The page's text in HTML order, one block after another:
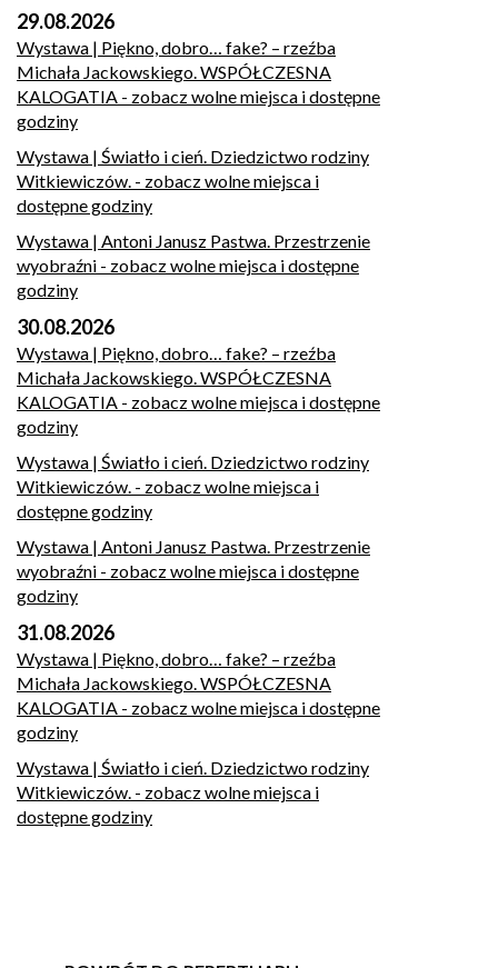
29.08.2026
Wystawa | Piękno, dobro… fake? – rzeźba
Michała Jackowskiego. WSPÓŁCZESNA
KALOGATIA - zobacz wolne miejsca i dostępne
godziny
Wystawa | Światło i cień. Dziedzictwo rodziny
Witkiewiczów. - zobacz wolne miejsca i
dostępne godziny
Wystawa | Antoni Janusz Pastwa. Przestrzenie
wyobraźni - zobacz wolne miejsca i dostępne
godziny
30.08.2026
Wystawa | Piękno, dobro… fake? – rzeźba
Michała Jackowskiego. WSPÓŁCZESNA
KALOGATIA - zobacz wolne miejsca i dostępne
godziny
Wystawa | Światło i cień. Dziedzictwo rodziny
Witkiewiczów. - zobacz wolne miejsca i
dostępne godziny
Wystawa | Antoni Janusz Pastwa. Przestrzenie
wyobraźni - zobacz wolne miejsca i dostępne
godziny
31.08.2026
Wystawa | Piękno, dobro… fake? – rzeźba
Michała Jackowskiego. WSPÓŁCZESNA
KALOGATIA - zobacz wolne miejsca i dostępne
godziny
Wystawa | Światło i cień. Dziedzictwo rodziny
Witkiewiczów. - zobacz wolne miejsca i
dostępne godziny